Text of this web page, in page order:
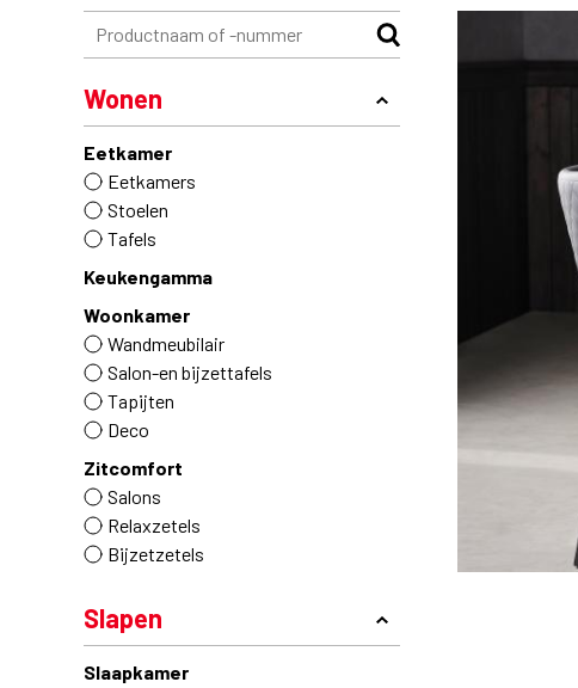
Wonen
Eetkamer
Eetkamers
Stoelen
Tafels
Keukengamma
Woonkamer
Wandmeubilair
Salon-en bijzettafels
Tapijten
Deco
Zitcomfort
Salons
Relaxzetels
Bijzetzetels
Slapen
Slaapkamer